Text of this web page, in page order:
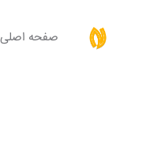
صفحه اصلی